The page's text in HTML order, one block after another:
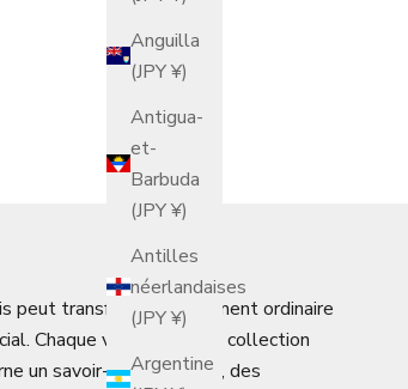
Anguilla
(JPY ¥)
Antigua-
et-
Barbuda
(JPY ¥)
Antilles
néerlandaises
(JPY ¥)
Argentine
peut transformer un moment ordinaire
Chaque verre de cette collection
un savoir-faire artisanal, des